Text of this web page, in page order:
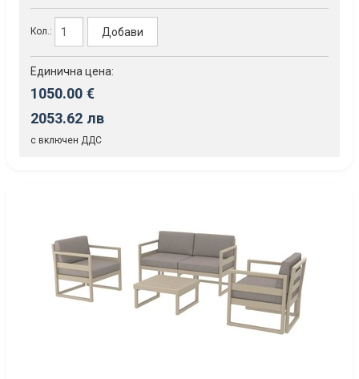
Кол.: Добави
Единична цена:
1050.00 €
2053.62 лв
с включен ДДС